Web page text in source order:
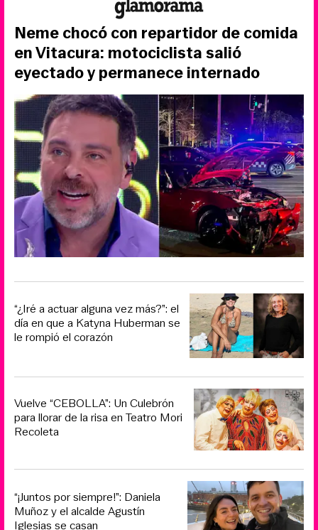
Neme chocó con repartidor de comida
en Vitacura: motociclista salió
eyectado y permanece internado
“¿Iré a actuar alguna vez más?”: el
día en que a Katyna Huberman se
le rompió el corazón
Vuelve “CEBOLLA”: Un Culebrón
para llorar de la risa en Teatro Mori
Recoleta
“¡Juntos por siempre!”: Daniela
Muñoz y el alcalde Agustín
Iglesias se casan